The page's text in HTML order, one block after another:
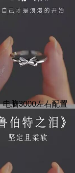
电脑3000左右配置